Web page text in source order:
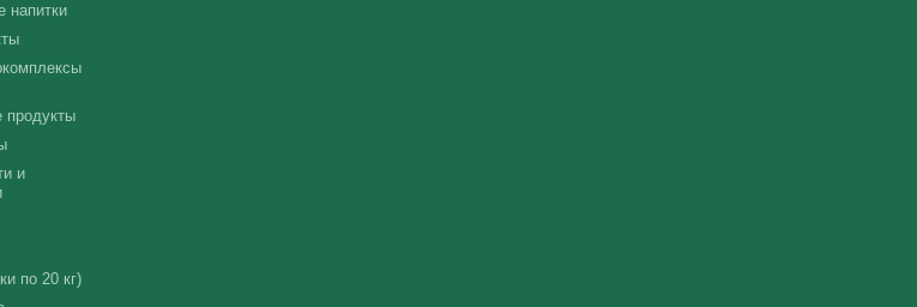
напитки
продукты
и
по 20 кг)